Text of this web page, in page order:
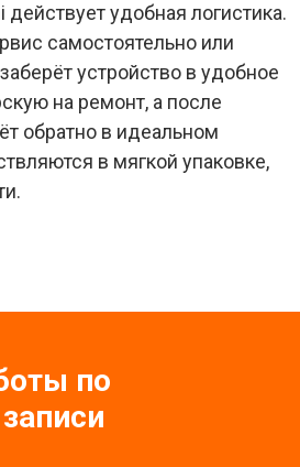
удобная логистика.
самостоятельно или
устройство в удобное
на ремонт, а после
обратно в идеальном
в мягкой упаковке,
по